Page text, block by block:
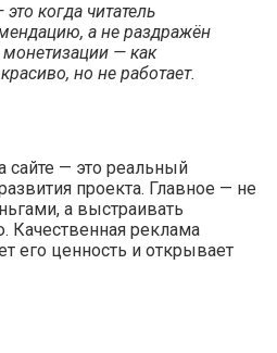
когда читатель
а не раздражён
монетизации — как
но не работает.
— это реальный
проекта. Главное — не
а выстраивать
Качественная реклама
его ценность и открывает